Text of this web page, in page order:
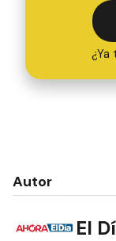
¿Ya
Autor
El